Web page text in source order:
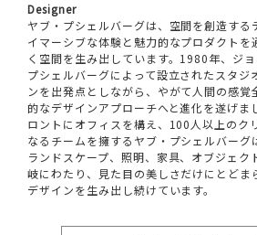
Designer
ヤブ・プシェルバーグは、空間を創造する
イマーシブな体験と魅力的なプロダクトを
く空間を生み出しています。1980年、ジ
プシェルバーグによって設立されたスタジ
ンを出発点としながら、やがて人間の感覚
的なデザインアプローチへと進化を遂げま
ロントにオフィスを構え、100人以上のク
なるチームを擁するヤブ・プシェルバーグ
ランドスケープ、照明、家具、オブジェク
岐にわたり、見た目の美しさだけにとどま
デザインを生み出し続けています。